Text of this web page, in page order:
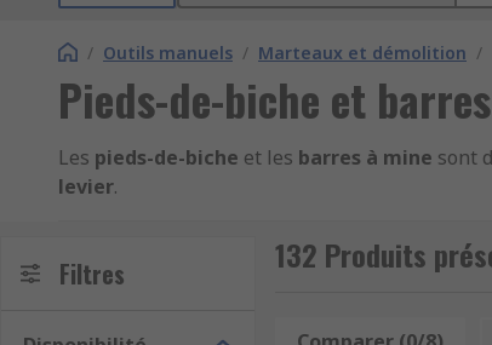
/ Outils manuels / Marteaux et démolition /
Pieds-de-biche et
Les pieds-de-biche et les barres à mine sont
levier.
biche, d'où leur nom. Cette particularité lui
Filtres 132 Produits